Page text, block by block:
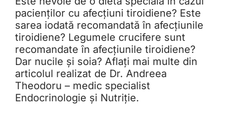
pacienților cu afecțiuni tiroidiene? Este
sarea iodată recomandată în afecțiunile
tiroidiene? Legumele crucifere sunt
recomandate în afecțiunile tiroidiene?
Dar nucile și soia? Aflați mai multe din
articolul realizat de Dr. Andreea
Theodoru – medic specialist
Endocrinologie și Nutriție.